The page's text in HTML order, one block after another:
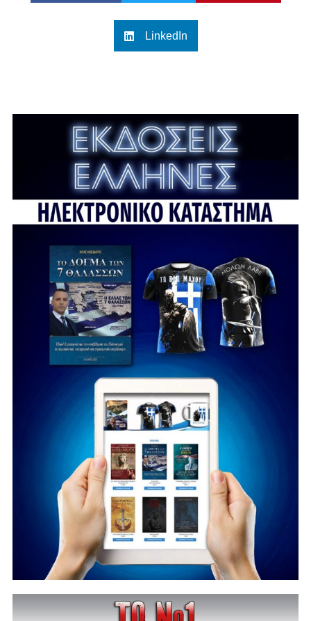
LinkedIn